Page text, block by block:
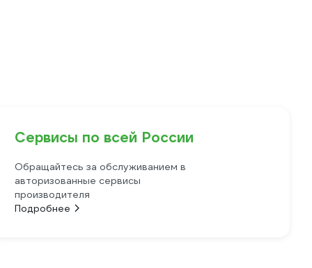
Сервисы по всей России
Обращайтесь за обслуживанием в
авторизованные сервисы
производителя
Подробнее